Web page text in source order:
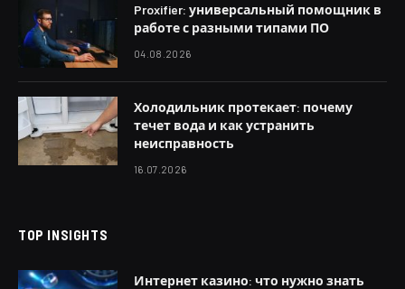
Proxifier: универсальный помощник в
работе с разными типами ПО
04.08.2026
Холодильник протекает: почему
течет вода и как устранить
неисправность
16.07.2026
TOP INSIGHTS
Интернет казино: что нужно знать